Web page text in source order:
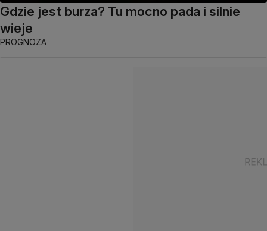
Gdzie jest burza? Tu mocno pada i silnie
wieje
PROGNOZA